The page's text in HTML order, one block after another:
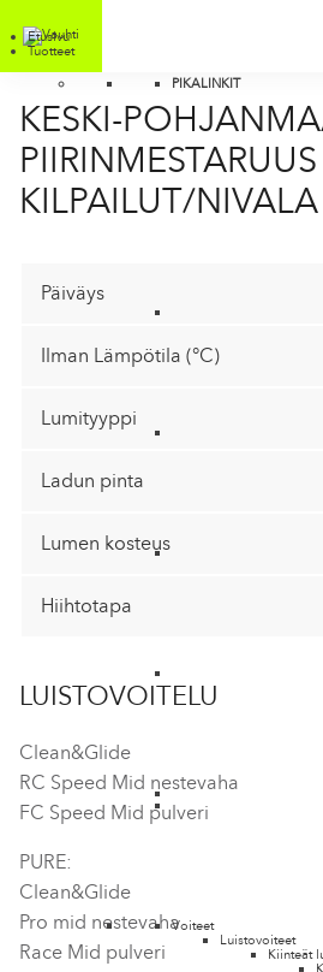
Etusivu
Tuotteet
PIKALINKIT
Voiteet
Luistovoiteet
Kiinteät
KESKI-
PIIRINMESTARUUS
KILPAILUT/NIVALA
Päiväys
Ilman Lämpötila (°C)
Lumityyppi
Ladun pinta
Lumen kosteus
Hiihtotapa
LUISTOVOITELU
Clean&Glide
RC Speed Mid nestevaha
FC Speed Mid pulveri
PURE:
Clean&Glide
Pro mid nestevaha
Race Mid pulveri